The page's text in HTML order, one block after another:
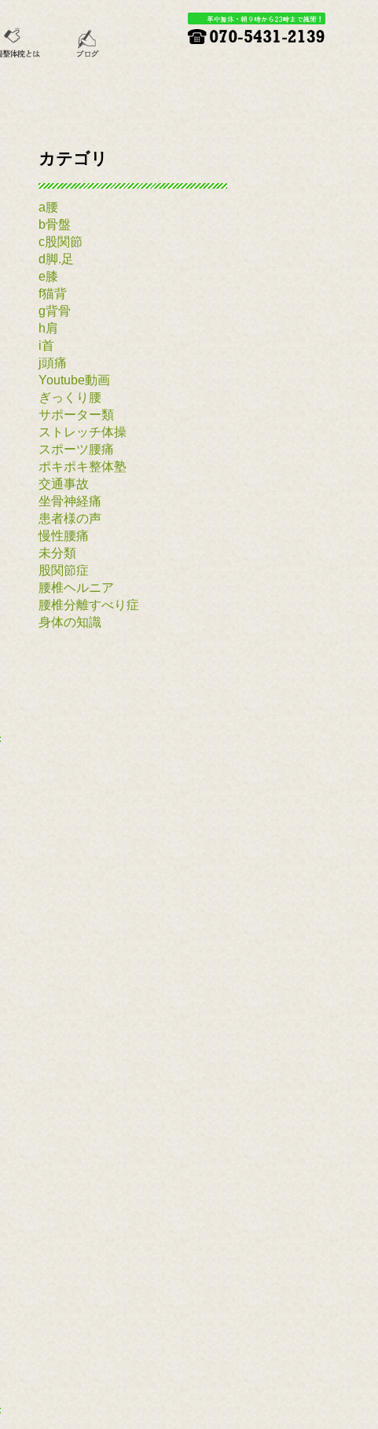
カテゴリ
a腰
b骨盤
c股関節
d脚.足
e膝
f猫背
g背骨
h肩
i首
j頭痛
Youtube動画
ぎっくり腰
サポーター類
ストレッチ体操
スポーツ腰痛
ポキポキ整体塾
交通事故
坐骨神経痛
患者様の声
慢性腰痛
未分類
股関節症
腰椎ヘルニア
腰椎分離すべり症
身体の知識